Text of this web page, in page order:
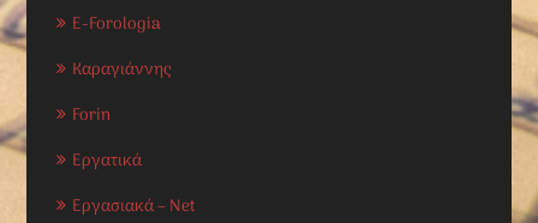
E-Forologia
Καραγιάννης
Forin
Εργατικά
Εργασιακά – Net